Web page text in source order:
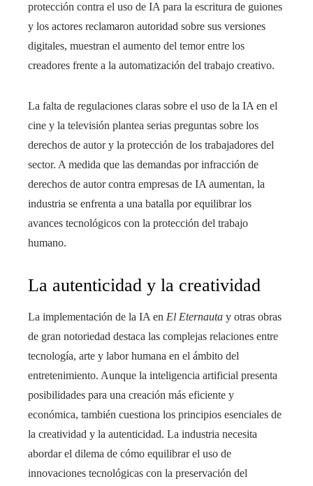
protección contra el uso de IA para la escritura de guiones
y los actores reclamaron autoridad sobre sus versiones
digitales, muestran el aumento del temor entre los
creadores frente a la automatización del trabajo creativo.
La falta de regulaciones claras sobre el uso de la IA en el
cine y la televisión plantea serias preguntas sobre los
derechos de autor y la protección de los trabajadores del
sector. A medida que las demandas por infracción de
derechos de autor contra empresas de IA aumentan, la
industria se enfrenta a una batalla por equilibrar los
avances tecnológicos con la protección del trabajo
humano.
La autenticidad y la creatividad
La implementación de la IA en El Eternauta y otras obras
de gran notoriedad destaca las complejas relaciones entre
tecnología, arte y labor humana en el ámbito del
entretenimiento. Aunque la inteligencia artificial presenta
posibilidades para una creación más eficiente y
económica, también cuestiona los principios esenciales de
la creatividad y la autenticidad. La industria necesita
abordar el dilema de cómo equilibrar el uso de
innovaciones tecnológicas con la preservación del